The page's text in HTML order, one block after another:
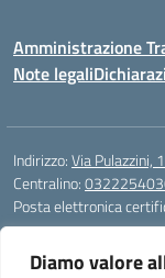
Diamo valore
Amministrazione
Note legali
Indirizzo:Via Pulazzini,
Centralino:
Posta elettronica
Codice meccanografico: